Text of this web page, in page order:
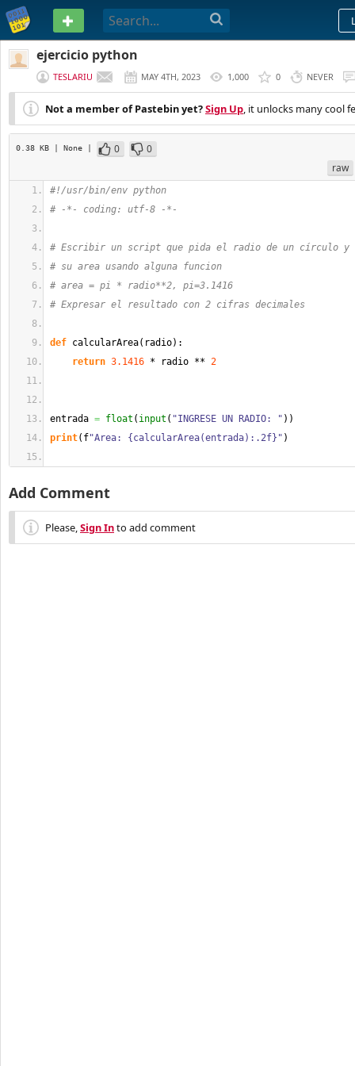
PASTEBIN
ejercicio python
TESLARIU MAY 4TH, 2023 1,000 0 NEVER
Not a member of Pastebin yet?Sign Up, it unlocks many cool
0.38 KB | None | 0
0
raw
#!/usr/bin/env python
# -*- coding: utf-8 -*-
# Escribir un script que pida el radio de un círculo y
# su area usando alguna funcion
# area = pi * radio**2, pi=3.1416
# Expresar el resultado con 2 cifras decimales
def calcularArea( radio) :
return 3.1416 * radio ** 2
entrada = float ( input ( "INGRESE UN RADIO: " ) )
print( f"Area: {calcularArea(entrada):.2f}" )
Add Comment
Please,Sign Into add comment